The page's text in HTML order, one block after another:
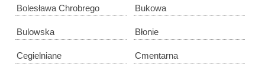
Bolesława Chrobrego Bukowa
Bulowska Błonie
Cegielniane Cmentarna